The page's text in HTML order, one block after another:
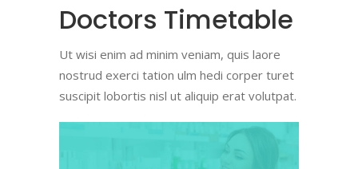
Doctors Timetable
Ut wisi enim ad minim veniam, quis laore
nostrud exerci tation ulm hedi corper turet
suscipit lobortis nisl ut aliquip erat volutpat.